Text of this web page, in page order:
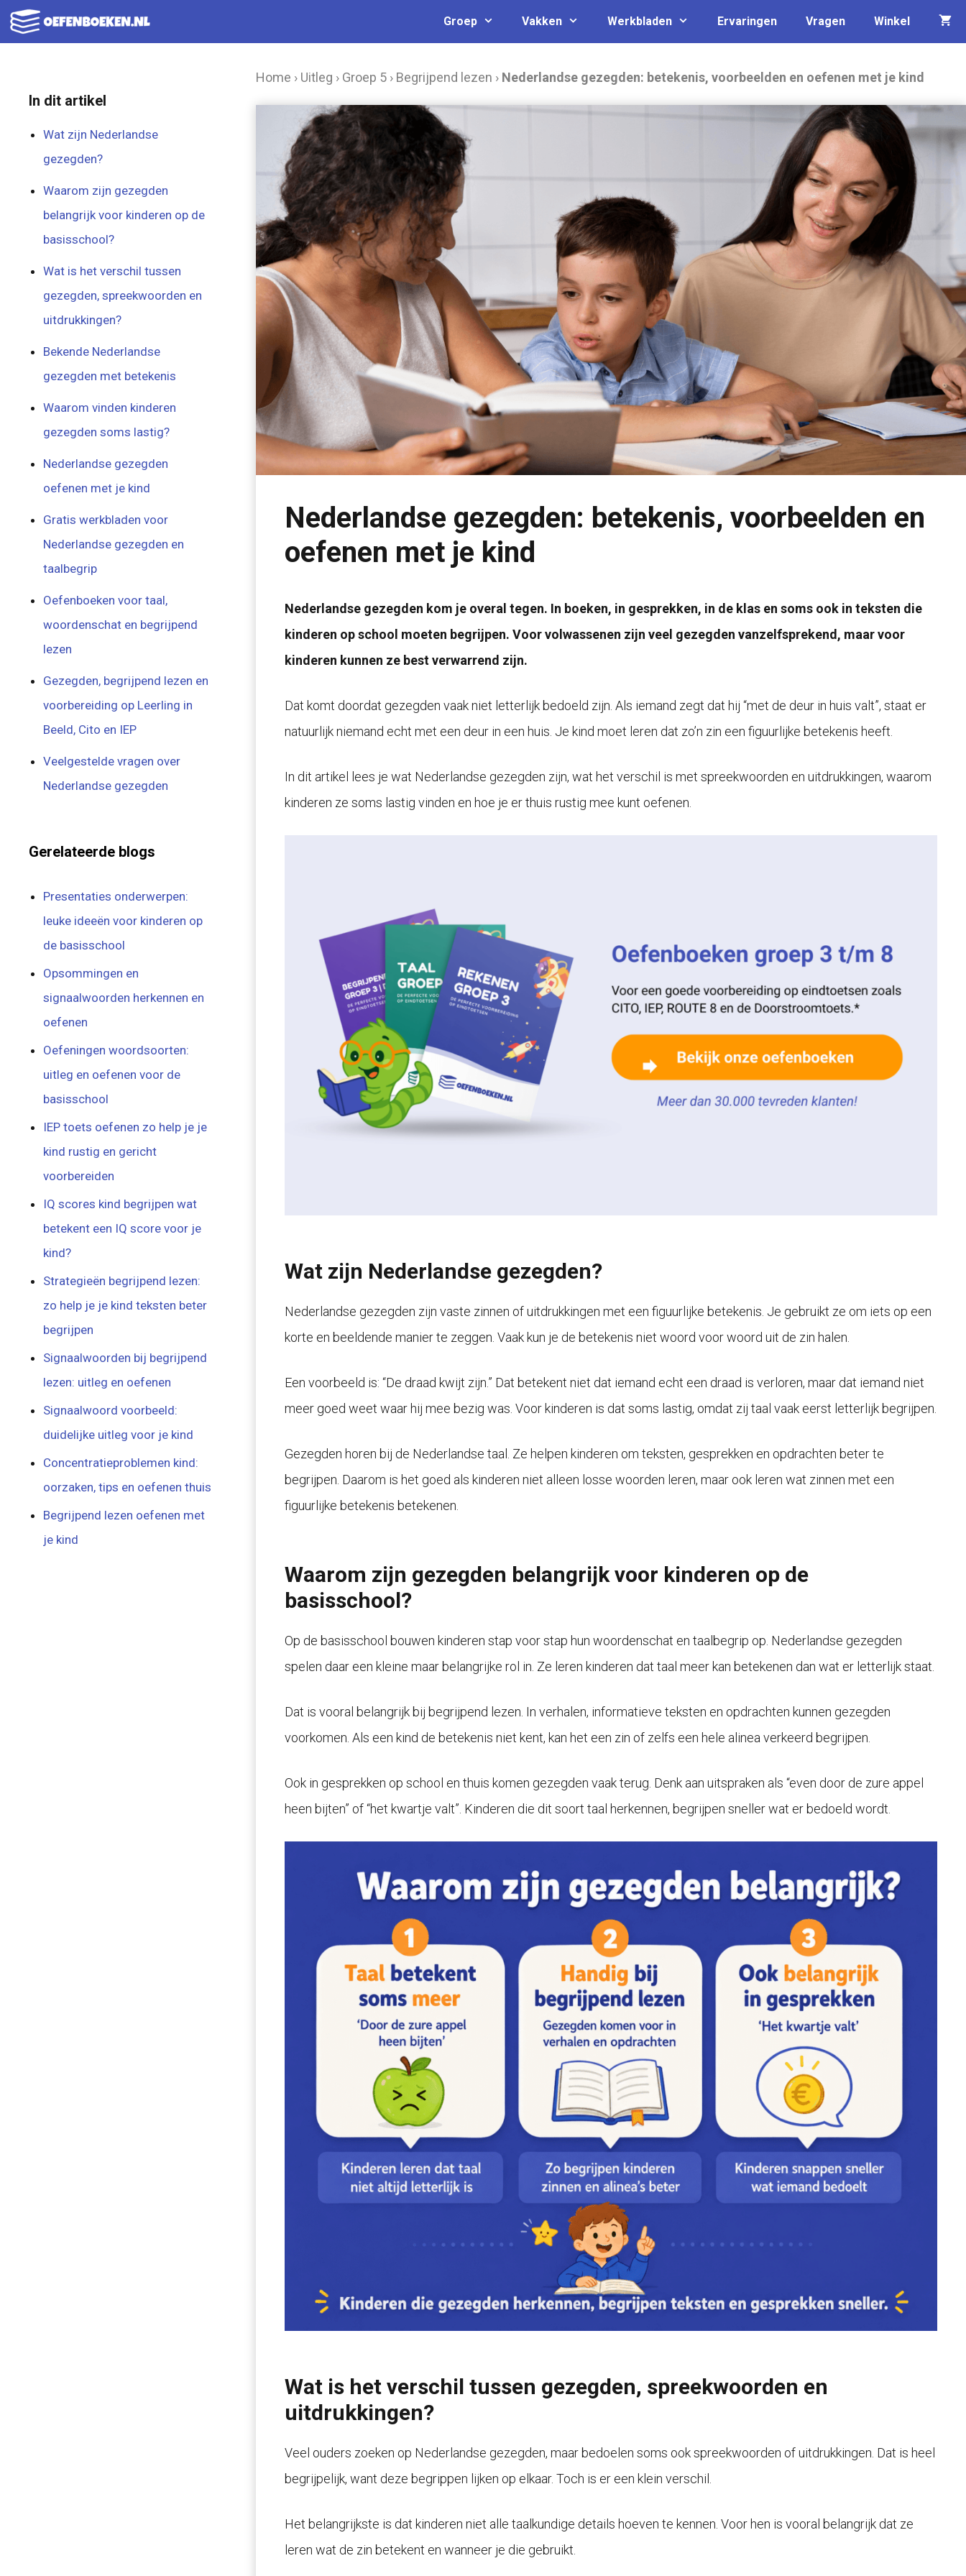
Ga
naar
Groep Vakken Werkbladen Ervaringen Vragen Winkel
Home › Uitleg › Groep 5 › Begrijpend lezen › Nederlandse gezegden: betekenis, voorbeelden en oefenen met je kind
Nederlandse gezegden: betekenis, voorbeelden en
oefenen met je kind
Nederlandse gezegden kom je overal tegen. In boeken, in gesprekken, in de klas en soms ook in teksten die
kinderen op school moeten begrijpen. Voor volwassenen zijn veel gezegden vanzelfsprekend, maar voor
kinderen kunnen ze best verwarrend zijn.
Dat komt doordat gezegden vaak niet letterlijk bedoeld zijn. Als iemand zegt dat hij “met de deur in huis valt”, staat er
natuurlijk niemand echt met een deur in een huis. Je kind moet leren dat zo’n zin een figuurlijke betekenis heeft.
In dit artikel lees je wat Nederlandse gezegden zijn, wat het verschil is met spreekwoorden en uitdrukkingen, waarom
kinderen ze soms lastig vinden en hoe je er thuis rustig mee kunt oefenen.
Wat zijn Nederlandse gezegden?
Nederlandse gezegden zijn vaste zinnen of uitdrukkingen met een figuurlijke betekenis. Je gebruikt ze om iets op een
korte en beeldende manier te zeggen. Vaak kun je de betekenis niet woord voor woord uit de zin halen.
Een voorbeeld is: “De draad kwijt zijn.” Dat betekent niet dat iemand echt een draad is verloren, maar dat iemand niet
meer goed weet waar hij mee bezig was. Voor kinderen is dat soms lastig, omdat zij taal vaak eerst letterlijk begrijpen.
Gezegden horen bij de Nederlandse taal. Ze helpen kinderen om teksten, gesprekken en opdrachten beter te
begrijpen. Daarom is het goed als kinderen niet alleen losse woorden leren, maar ook leren wat zinnen met een
figuurlijke betekenis betekenen.
Waarom zijn gezegden belangrijk voor kinderen op de
basisschool?
Op de basisschool bouwen kinderen stap voor stap hun woordenschat en taalbegrip op. Nederlandse gezegden
spelen daar een kleine maar belangrijke rol in. Ze leren kinderen dat taal meer kan betekenen dan wat er letterlijk staat.
Dat is vooral belangrijk bij begrijpend lezen. In verhalen, informatieve teksten en opdrachten kunnen gezegden
voorkomen. Als een kind de betekenis niet kent, kan het een zin of zelfs een hele alinea verkeerd begrijpen.
Ook in gesprekken op school en thuis komen gezegden vaak terug. Denk aan uitspraken als “even door de zure appel
heen bijten” of “het kwartje valt”. Kinderen die dit soort taal herkennen, begrijpen sneller wat er bedoeld wordt.
Wat is het verschil tussen gezegden, spreekwoorden en
uitdrukkingen?
Veel ouders zoeken op Nederlandse gezegden, maar bedoelen soms ook spreekwoorden of uitdrukkingen. Dat is heel
begrijpelijk, want deze begrippen lijken op elkaar. Toch is er een klein verschil.
Het belangrijkste is dat kinderen niet alle taalkundige details hoeven te kennen. Voor hen is vooral belangrijk dat ze
leren wat de zin betekent en wanneer je die gebruikt.
In dit artikel
Wat zijn Nederlandse
gezegden?
Waarom zijn gezegden
belangrijk voor kinderen op de
basisschool?
Wat is het verschil tussen
gezegden, spreekwoorden en
uitdrukkingen?
Bekende Nederlandse
gezegden met betekenis
Waarom vinden kinderen
gezegden soms lastig?
Nederlandse gezegden
oefenen met je kind
Gratis werkbladen voor
Nederlandse gezegden en
taalbegrip
Oefenboeken voor taal,
woordenschat en begrijpend
lezen
Gezegden, begrijpend lezen en
voorbereiding op Leerling in
Beeld, Cito en IEP
Veelgestelde vragen over
Nederlandse gezegden
Gerelateerde blogs
Presentaties onderwerpen:
leuke ideeën voor kinderen op
de basisschool
Opsommingen en
signaalwoorden herkennen en
oefenen
Oefeningen woordsoorten:
uitleg en oefenen voor de
basisschool
IEP toets oefenen zo help je je
kind rustig en gericht
voorbereiden
IQ scores kind begrijpen wat
betekent een IQ score voor je
kind?
Strategieën begrijpend lezen:
zo help je je kind teksten beter
begrijpen
Signaalwoorden bij begrijpend
lezen: uitleg en oefenen
Signaalwoord voorbeeld:
duidelijke uitleg voor je kind
Concentratieproblemen kind:
oorzaken, tips en oefenen thuis
Begrijpend lezen oefenen met
je kind